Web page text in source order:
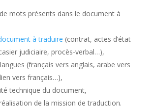
mots présents dans le document à
à traduire (contrat, actes d’état
judiciaire, procès-verbal…),
(français vers anglais, arabe vers
vers français…),
technique du document,
de la mission de traduction.